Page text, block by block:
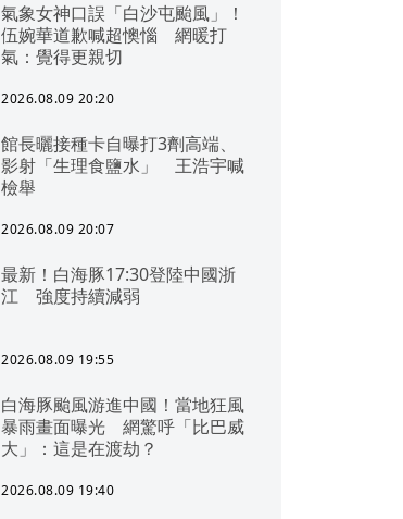
氣象女神口誤「白沙屯颱風」！
伍婉華道歉喊超懊惱 網暖打
氣：覺得更親切
2026.08.09 20:20
館長曬接種卡自曝打3劑高端、
影射「生理食鹽水」 王浩宇喊
檢舉
2026.08.09 20:07
最新！白海豚17:30登陸中國浙
江 強度持續減弱
2026.08.09 19:55
白海豚颱風游進中國！當地狂風
暴雨畫面曝光 網驚呼「比巴威
大」：這是在渡劫？
2026.08.09 19:40